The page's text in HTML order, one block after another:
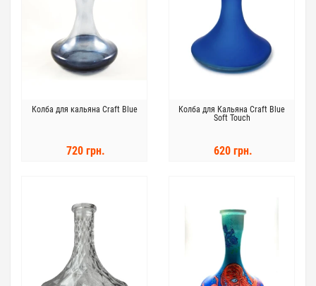
Колба для кальяна Craft Blue
720 грн.
Колба для Кальяна Craft Blue
Soft Touch
620 грн.